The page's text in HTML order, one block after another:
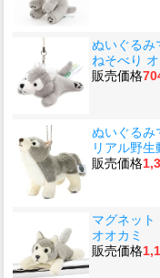
ぬいぐるみ
ねそべり オ
販売価格
ぬいぐるみ
リアル野生
販売価格
マグネット
オオカミ
販売価格